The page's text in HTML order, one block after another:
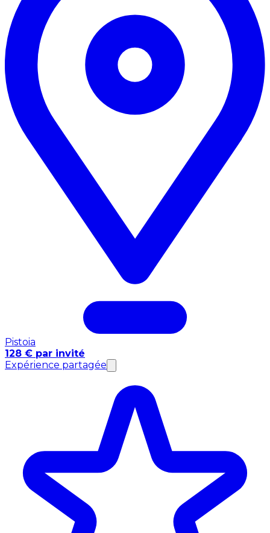
Pistoia
128 € par invité
Expérience partagée